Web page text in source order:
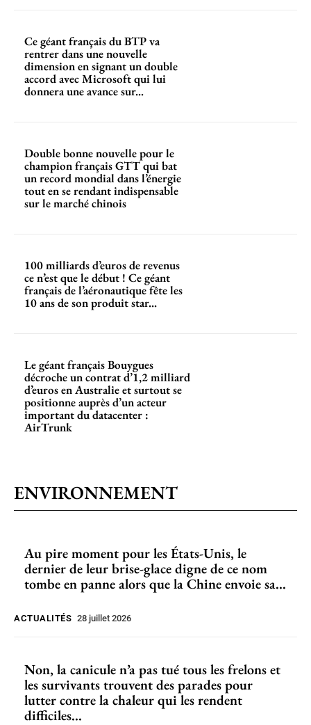
Ce géant français du BTP va
rentrer dans une nouvelle
dimension en signant un double
accord avec Microsoft qui lui
donnera une avance sur...
Double bonne nouvelle pour le
champion français GTT qui bat
un record mondial dans l’énergie
tout en se rendant indispensable
sur le marché chinois
100 milliards d’euros de revenus
ce n’est que le début ! Ce géant
français de l’aéronautique fête les
10 ans de son produit star...
Le géant français Bouygues
décroche un contrat d’1,2 milliard
d’euros en Australie et surtout se
positionne auprès d’un acteur
important du datacenter :
AirTrunk
ENVIRONNEMENT
Au pire moment pour les États-Unis, le
dernier de leur brise-glace digne de ce nom
tombe en panne alors que la Chine envoie sa...
ACTUALITÉS 28 juillet 2026
Non, la canicule n’a pas tué tous les frelons et
les survivants trouvent des parades pour
lutter contre la chaleur qui les rendent
difficiles...